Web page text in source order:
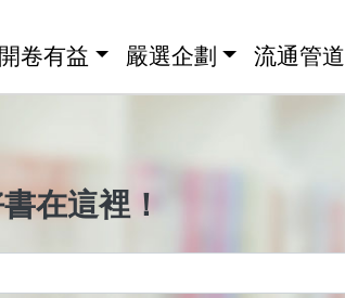
卷有益 嚴選企劃 流通管道
在這裡！